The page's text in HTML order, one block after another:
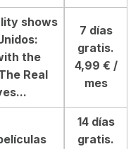
shows
the
Real
7 días
gratis.
4,99 € /
mes
14 días
gratis.